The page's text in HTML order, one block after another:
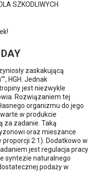
SZKODLIWYCH
zaskakującą
HGH. Jednak
jest niezwykle
Rozwiązaniem tej
organizmu do jego
w produkcie
za zadanie. Taką
oraz mieszance
2:1). Dodatkowo w
jest regulacja pracy
syntezie naturalnego
podaży w